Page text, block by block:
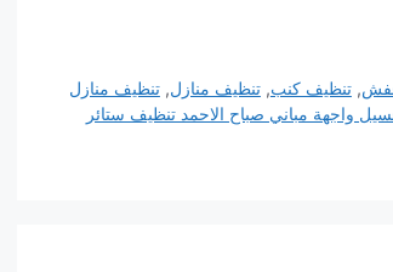
,تنظيف كنب,تنظيف منازل,تنظيف منازل
واجهة مباني صباح الاحمد تنظيف ستائر